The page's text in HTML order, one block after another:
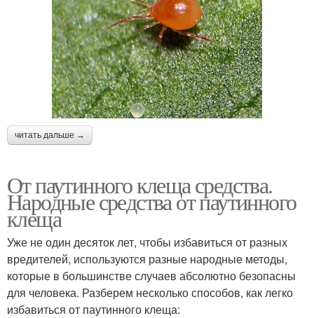
читать дальше →
От паутинного клеща средства.
Народные средства от паутинного
клеща
Уже не один десяток лет, чтобы избавиться от разных
вредителей, используются разные народные методы,
которые в большинстве случаев абсолютно безопасны
для человека. Разберем несколько способов, как легко
избавиться от паутинного клеща: